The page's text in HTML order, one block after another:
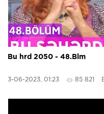
Bu hrd 2050 - 48.Blm
3-06-2023, 01:23 85 821